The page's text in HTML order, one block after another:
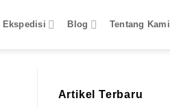
Ekspedisi Blog Tentang Kami
Artikel Terbaru